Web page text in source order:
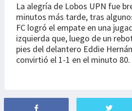
La alegría de Lobos UPN fue
minutos más tarde, tras
FC logró el empate en una
izquierda que, luego de un
pies del delantero Eddie
convirtió el 1-1 en el minuto 80.